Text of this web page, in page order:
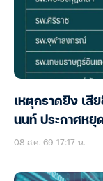
เหตุกราดยิง เสี
นนท์ ประกาศหยุ
08 ส.ค. 69 17:17 น.